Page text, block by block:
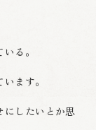
る。
ます。
にしたいとか思